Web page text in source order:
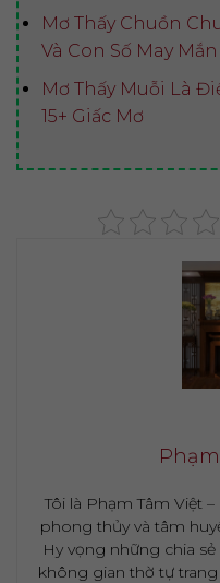
Mơ Thấy Chuồn
Và Con Số May Mắn
Mơ Thấy Muỗi Là
15+ Giấc Mơ
Tôi là Phạm Tâm Việt
phong thủy và tâm
Hy vọng những chia
không gian thờ tự